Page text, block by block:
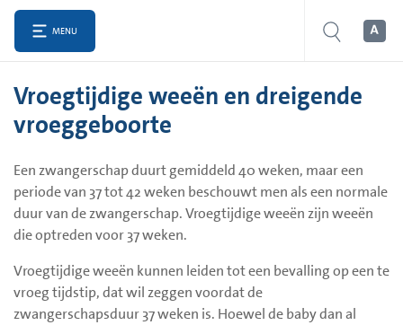
MENU
Vroegtijdige weeën en dreigende
vroeggeboorte
Een zwangerschap duurt gemiddeld 40 weken, maar een
periode van 37 tot 42 weken beschouwt men als een normale
duur van de zwangerschap. Vroegtijdige weeën zijn weeën
die optreden voor 37 weken.
Vroegtijdige weeën kunnen leiden tot een bevalling op een te
vroeg tijdstip, dat wil zeggen voordat de
zwangerschapsduur 37 weken is. Hoewel de baby dan al